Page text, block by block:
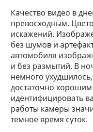
Качество видео в
превосходным.
искажений.
без шумов и
автомобиля
и без размытий. В
немного
достаточно хорошим
идентифицировать
работы камеры
темное время суток.